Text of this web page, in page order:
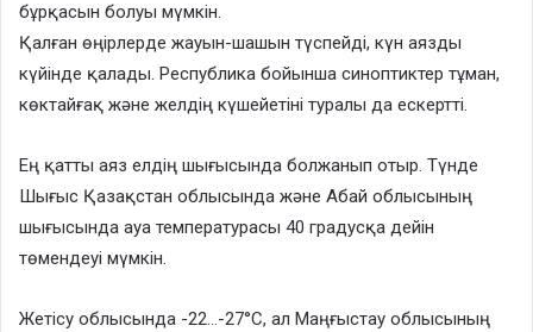
бұрқасын болуы мүмкін.
Қалған өңірлерде жауын-шашын түспейді, күн аязды
күйінде қалады. Республика бойынша синоптиктер тұман,
көктайғақ және желдің күшейетіні туралы да ескертті.
Ең қатты аяз елдің шығысында болжанып отыр. Түнде
Шығыс Қазақстан облысында және Абай облысының
шығысында ауа температурасы 40 градусқа дейін
төмендеуі мүмкін.
Жетісу облысында -22…-27°C, ал Маңғыстау облысының